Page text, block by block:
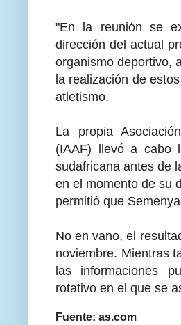
"En la reunión se
dirección del actual
organismo deportivo,
la realización de
atletismo.
La propia
(IAAF) llevó a cabo
sudafricana antes de
en el momento de su
permitió que
No en vano, el
noviembre. Mientras
las informaciones
rotativo en el que se
Fuente: as.com